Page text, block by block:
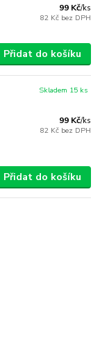
99 Kč/ks
82 Kč bez DPH
Přidat do košíku
99 Kč/ks
82 Kč bez DPH
Skladem 15 ks
Přidat do košíku